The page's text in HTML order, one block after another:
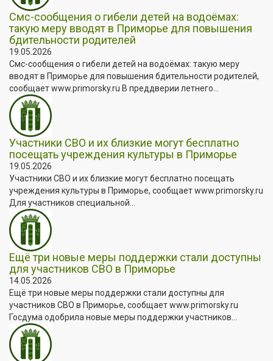
Смс-сообщения о гибели детей на водоёмах:
такую меру вводят в Приморье для повышения
бдительности родителей
19.05.2026
Смс-сообщения о гибели детей на водоёмах: такую меру
вводят в Приморье для повышения бдительности родителей,
сообщает www.primorsky.ru В преддверии летнего...
Участники СВО и их близкие могут бесплатно
посещать учреждения культуры в Приморье
19.05.2026
Участники СВО и их близкие могут бесплатно посещать
учреждения культуры в Приморье, сообщает www.primorsky.ru
Для участников специальной...
Ещё три новые меры поддержки стали доступны
для участников СВО в Приморье
14.05.2026
Ещё три новые меры поддержки стали доступны для
участников СВО в Приморье, сообщает www.primorsky.ru
Госдума одобрила новые меры поддержки участников...